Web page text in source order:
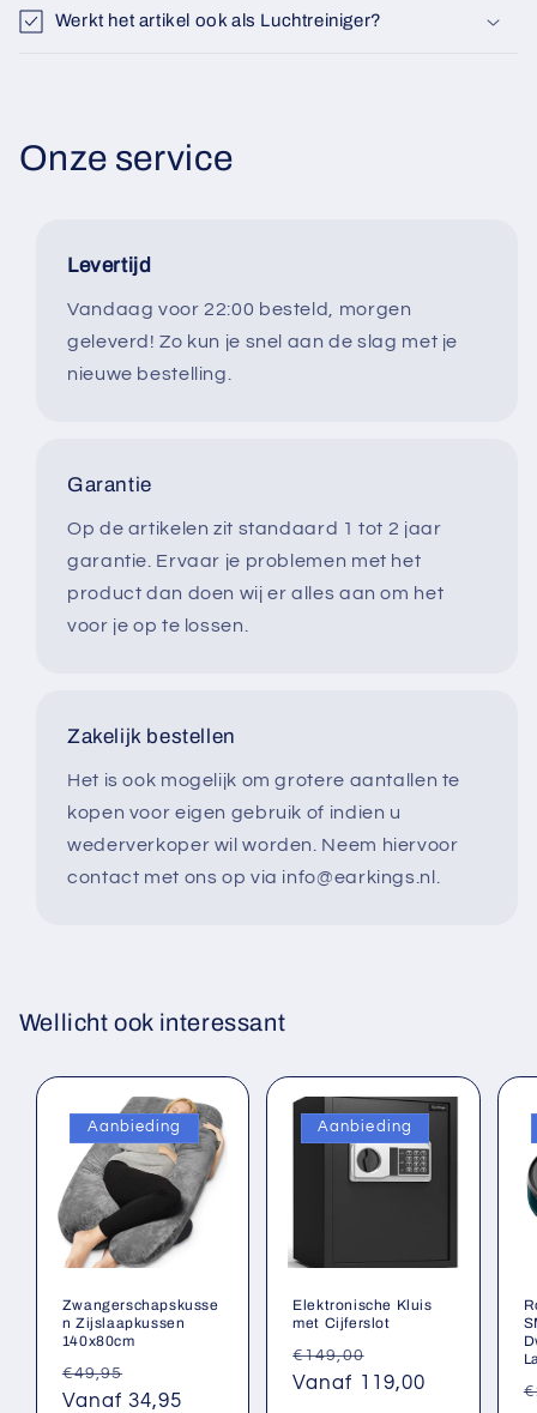
Werkt het artikel ook als Luchtreiniger?
Onze service
Levertijd
Vandaag voor 22:00 besteld, morgen
geleverd! Zo kun je snel aan de slag met je
nieuwe bestelling.
Garantie
Op de artikelen zit standaard 1 tot 2 jaar
garantie. Ervaar je problemen met het
product dan doen wij er alles aan om het
voor je op te lossen.
Zakelijk bestellen
Het is ook mogelijk om grotere aantallen te
kopen voor eigen gebruik of indien u
wederverkoper wil worden. Neem hiervoor
contact met ons op via info@earkings.nl.
Wellicht ook interessant
Aanbieding
Zwangerschapskusse
n Zijslaapkussen
140x80cm
Normale
prijs
€49,95
Aanbiedingsprijs
Vanaf 34,95
Aanbieding
Elektronische Kluis
met Cijferslot
Normale
prijs
€149,00
Vanaf 119,00